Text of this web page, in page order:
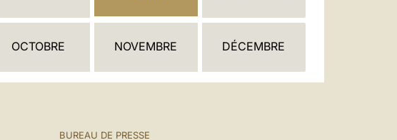
OCTOBRE NOVEMBRE DÉCEMBRE
BUREAU DE PRESSE